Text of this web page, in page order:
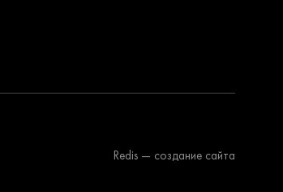
Redis — создание сайта